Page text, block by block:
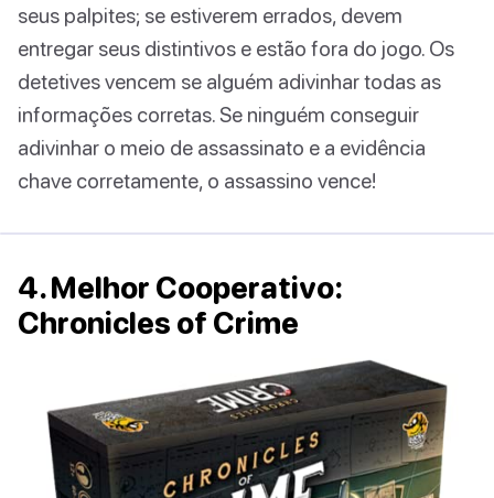
seus palpites; se estiverem errados, devem
entregar seus distintivos e estão fora do jogo. Os
detetives vencem se alguém adivinhar todas as
informações corretas. Se ninguém conseguir
adivinhar o meio de assassinato e a evidência
chave corretamente, o assassino vence!
4. Melhor Cooperativo:
Chronicles of Crime